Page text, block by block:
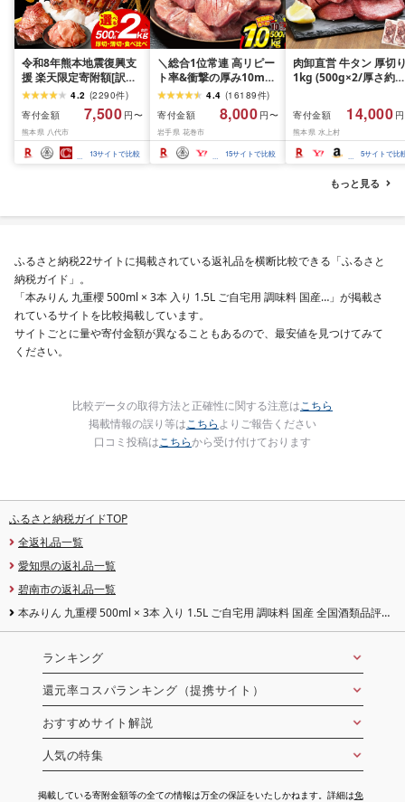
令和8年熊本地震復興支
援 楽天限定寄附額[訳あ
り]牛タン 500g〜2kg 肉
牛肉 訳あり 牛タン 冷凍
小分け 厚切り 薄切り 食
べ比べ 500g 1kg 1.5kg
2kg 牛 人気 ビーフ 牛た
ん ふるさと納税 ランキ
4.2 (2290件)
寄付金額
7,500 円〜
熊本県 八代市
13サイトで比較
＼総合1位常連 高リピー
ト率&衝撃の厚み10mm
厚切り牛タン 塩味/ ≪ス
ピード発送!!10営業日以
内発送≫ 選べる内容量
500g / 1kg 定期便 毎月
届く 牛肉 肉 BBQ ふるさ
と 人気 ランキング 岩手
4.4 (16189件)
寄付金額
8,000 円〜
岩手県 花巻市
15サイトで比較
肉卸直営 牛タン 厚切
1kg (500g×2/厚さ約
牛肉 焼肉 冷凍 スライ
業務用 バーベキュー
BBQ おつまみ ギフト
祝い お中元 夏ギフト
寄付金額 14,000
熊本県 水上村
5サイトで比
もっと見る
ふるさと納税22サイトに掲載されている返礼品を横断比較できる「ふるさと
納税ガイド」。
「本みりん 九重櫻 500ml × 3本 入り 1.5L ご自宅用 調味料 国産…」が掲載さ
れているサイトを比較掲載しています。
サイトごとに量や寄付金額が異なることもあるので、最安値を見つけてみて
ください。
比較データの取得方法と正確性に関する注意はこちら
掲載情報の誤り等はこちらよりご報告ください
口コミ投稿はこちらから受け付けております
ふるさと納税ガイドTOP
全返礼品一覧
愛知県の返礼品一覧
碧南市の返礼品一覧
本みりん 九重櫻 500ml × 3本 入り 1.5L ご自宅用 調味料 国産 全国酒類品評会
格本みりん お取り寄せ 愛知県 碧南市 送料無料
ランキング
還元率コスパランキング（提携サイト）
おすすめサイト解説
人気の特集
掲載している寄附金額等の全ての情報は万全の保証をいたしかねます。詳細は免